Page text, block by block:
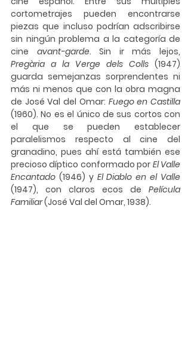
cortometrajes pueden encontrarse
piezas que incluso podrían adscribirse
sin ningún problema a la categoría de
cine avant-garde
Pregària a la Verge dels Colls (1947)
guarda semejanzas sorprendentes ni
más ni menos que con la obra magna
de José Val del Omar: Fuego en Castilla
(1960). No es el único de sus cortos con
el que se pueden establecer
paralelismos respecto al cine del
granadino, pues ahí está también ese
precioso díptico conformado por El Valle
Encantado (1946) y El Diablo en el Valle
(1947), con claros ecos de Película
Familiar (José Val del Omar, 1938).